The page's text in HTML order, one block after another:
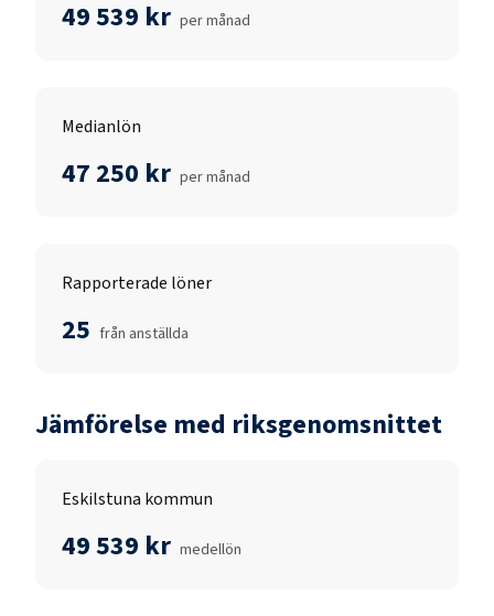
49 539 kr per månad
Medianlön
47 250 kr per månad
Rapporterade löner
25 från anställda
Jämförelse med riksgenomsnittet
Eskilstuna kommun
49 539 kr medellön